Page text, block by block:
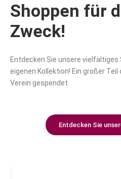
Shoppen für
Zweck!
Entdecken Sie unsere
eigenen Kollektion! Ein großer
Verein gespendet.
Entdecken Sie